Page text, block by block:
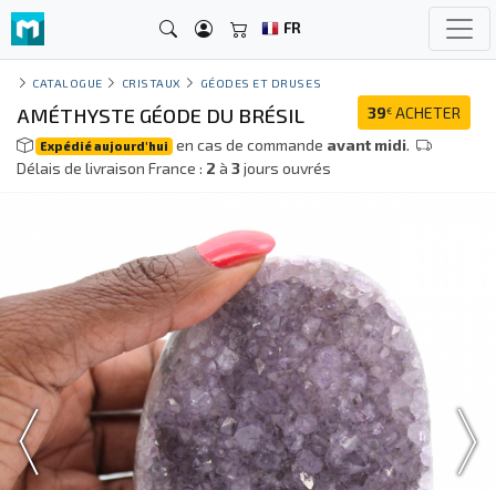
FR
CATALOGUE CRISTAUX GÉODES ET DRUSES
39€ ACHETER
AMÉTHYSTE GÉODE DU BRÉSIL
Expédié aujourd'hui en cas de commande avant midi.
Délais de livraison France : 2 à 3jours ouvrés